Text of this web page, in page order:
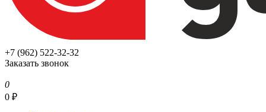
+7 (962) 522-32-32
Заказать звонок
0
0 ₽